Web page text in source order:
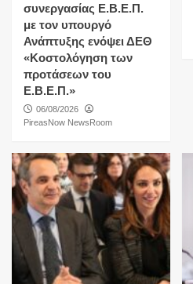
συνεργασίας Ε.Β.Ε.Π.
με τον υπουργό
Ανάπτυξης ενόψει ΔΕΘ
«Κοστολόγηση των
προτάσεων του
Ε.Β.Ε.Π.»
06/08/2026
PireasNow NewsRoom